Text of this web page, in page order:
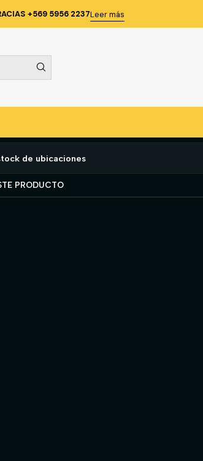
+569 5956 2237Leer más
OVEROL POPLIN C/REFLECTANTE NARANJO
POPLIN C/
BUFALO T/L
a la lista de favoritos
de ubicaciones
PRODUCTO